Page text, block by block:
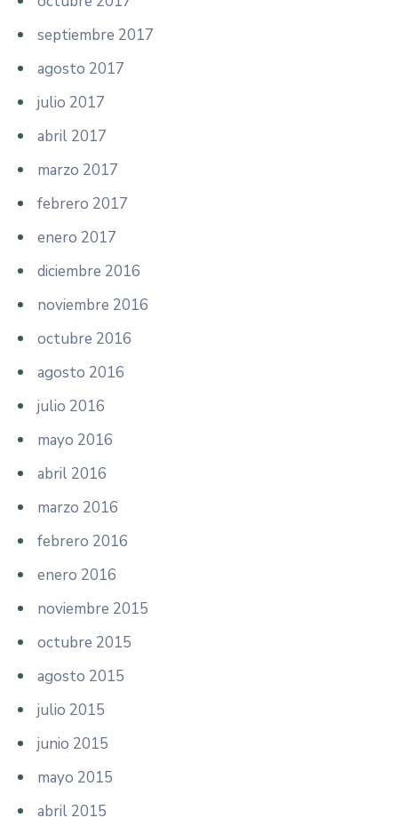
septiembre 2017
agosto 2017
julio 2017
abril 2017
marzo 2017
febrero 2017
enero 2017
diciembre 2016
noviembre 2016
octubre 2016
agosto 2016
julio 2016
mayo 2016
abril 2016
marzo 2016
febrero 2016
enero 2016
noviembre 2015
octubre 2015
agosto 2015
julio 2015
junio 2015
mayo 2015
abril 2015